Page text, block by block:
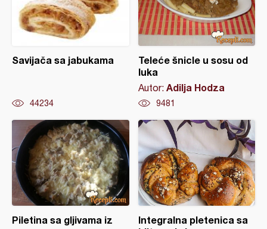
Savijača sa jabukama
44234
Teleće šnicle u sosu od
luka
Autor: Adilja Hodza
9481
Piletina sa gljivama iz
Integralna pletenica sa